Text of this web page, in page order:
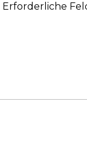
Erforderliche